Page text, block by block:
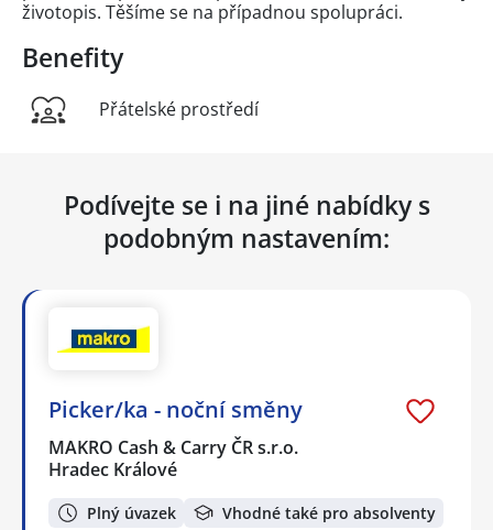
životopis. Těšíme se na případnou spolupráci.
Benefity
Přátelské prostředí
Podívejte se i na jiné nabídky s
podobným nastavením:
Picker/ka - noční směny
MAKRO Cash & Carry ČR s.r.o.
Hradec Králové
Plný úvazek Vhodné také pro absolventy